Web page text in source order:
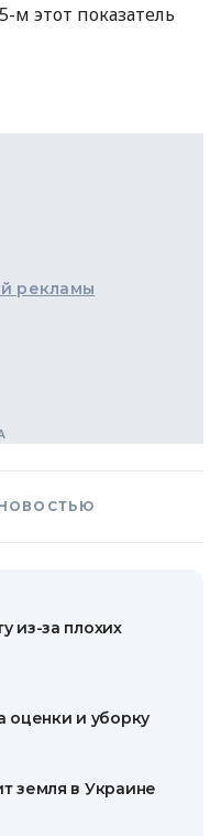
м этот показатель
рекламы
из-за плохих
оценки и уборку
земля в Украине